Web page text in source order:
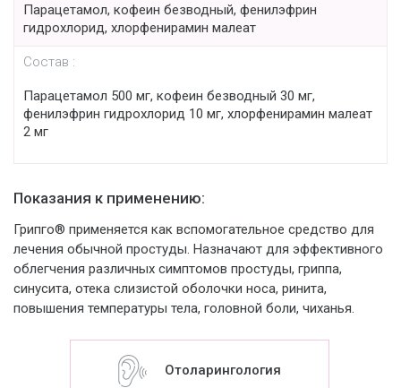
Парацетамол, кофеин безводный, фенилэфрин
гидрохлорид, хлорфенирамин малеат
Состав :
Парацетамол 500 мг, кофеин безводный 30 мг,
фенилэфрин гидрохлорид 10 мг, хлорфенирамин малеат
2 мг
Показания к применению:
Грипго® применяется как вспомогательное средство для
лечения обычной простуды. Назначают для эффективного
облегчения различных симптомов простуды, гриппа,
синусита, отека слизистой оболочки носа, ринита,
повышения температуры тела, головной боли, чиханья.
Отоларингология